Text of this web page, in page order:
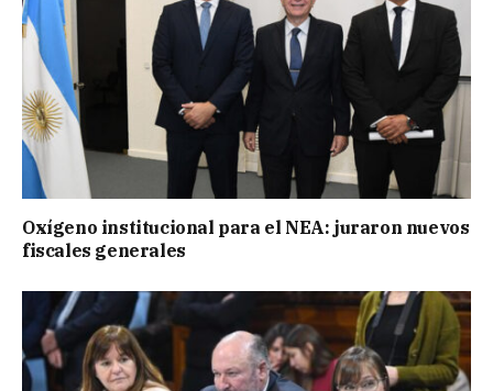
Oxígeno institucional para el NEA: juraron nuevos
fiscales generales